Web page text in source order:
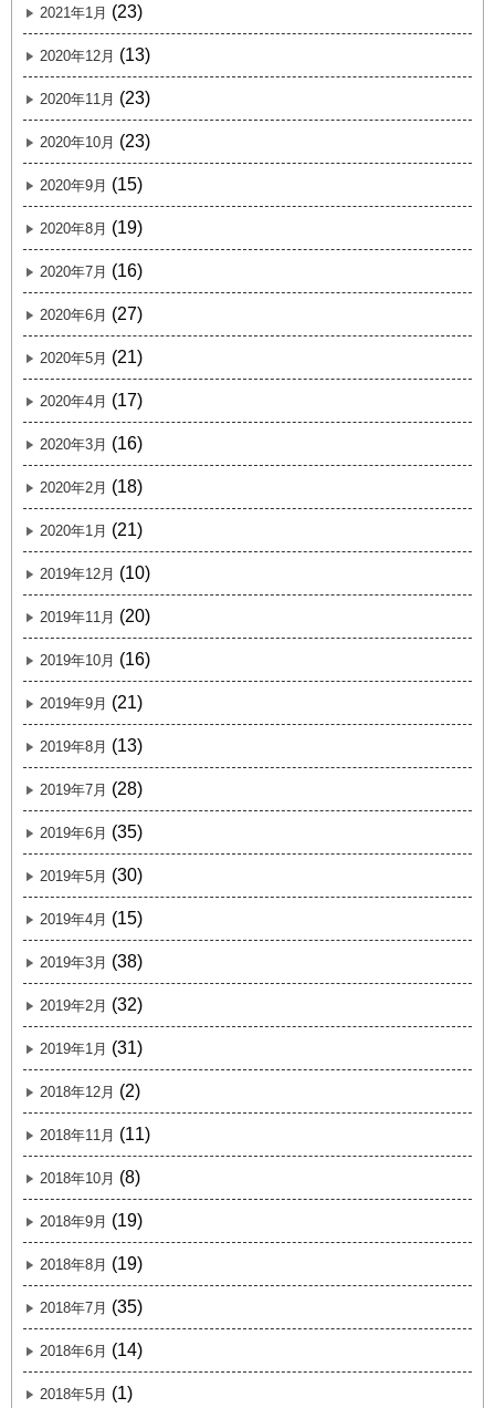
2021年1月 (23)
2020年12月 (13)
2020年11月 (23)
2020年10月 (23)
2020年9月 (15)
2020年8月 (19)
2020年7月 (16)
2020年6月 (27)
2020年5月 (21)
2020年4月 (17)
2020年3月 (16)
2020年2月 (18)
2020年1月 (21)
2019年12月 (10)
2019年11月 (20)
2019年10月 (16)
2019年9月 (21)
2019年8月 (13)
2019年7月 (28)
2019年6月 (35)
2019年5月 (30)
2019年4月 (15)
2019年3月 (38)
2019年2月 (32)
2019年1月 (31)
2018年12月 (2)
2018年11月 (11)
2018年10月 (8)
2018年9月 (19)
2018年8月 (19)
2018年7月 (35)
2018年6月 (14)
2018年5月 (1)